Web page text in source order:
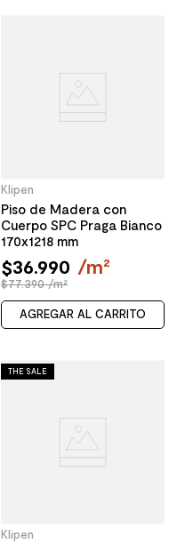
Klipen
Piso de Madera con
Cuerpo SPC Praga Bianco
170x1218 mm
$36.990 /m²
$77.390 /m²
AGREGAR AL CARRITO
THE SALE
Klipen